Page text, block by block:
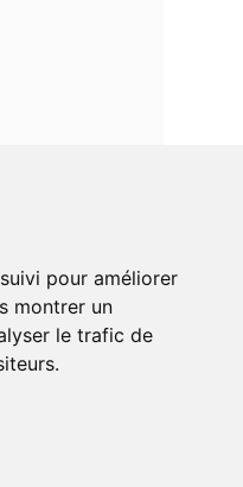
montrer un
le trafic de